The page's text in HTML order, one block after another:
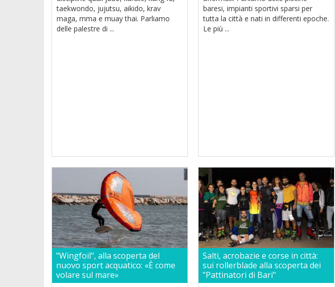
taekwondo, jujutsu, aikido, krav
maga, mma e muay thai. Parliamo
delle palestre di ...
baresi, impianti sportivi sparsi per
tutta la città e nati in differenti epoche.
Le più ...
"Wingfoil", alla scoperta del
nuovo sport acquatico: «È come
volare sul mare»
Salti, acrobazie e corse in città:
sui rollerblade alla scoperta dei
"Pattinatori di Bari"